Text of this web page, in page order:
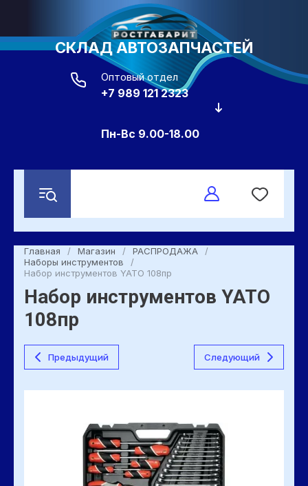
СКЛАД АВТОЗАПЧАСТЕЙ
Оптовый отдел
+7 989 121 2323
Пн-Вс 9.00-18.00
Главная / Магазин / РАСПРОДАЖА
/
Наборы инструментов
/
Набор инструментов YATO 108пр
Набор инструментов YATO
108пр
Предыдущий Следующий